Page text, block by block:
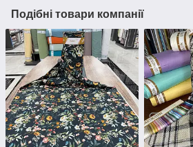
Подібні товари компанії